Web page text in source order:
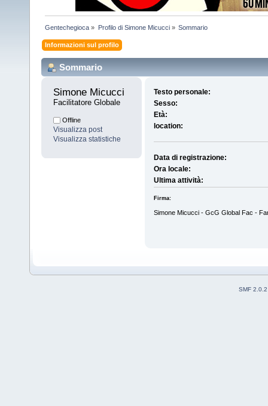
Gentechegioca » Profilo di Simone Micucci» Sommario
Informazioni sul profilo
Sommario
Simone Micucci
Facilitatore Globale
Offline
Visualizza post
Visualizza statistiche
Testo personale:
Sesso:
Età:
location:
Data di registrazione:
Ora locale:
Ultima attività:
Firma:
Simone Micucci - GcG Global Fac -
SMF 2.0.2